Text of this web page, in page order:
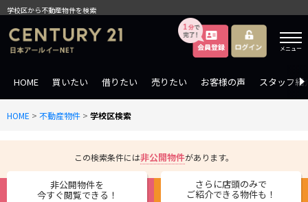
学校区から不動産物件を検索
メニュー
HOME 買いたい 借りたい 売りたい お客様の声 スタッフ紹
HOME > 不動産物件 > 学校区検索
この検索条件には非公開物件があります。
非公開物件を
今すぐ閲覧できる！
さらに店頭のみで
ご紹介できる物件も！